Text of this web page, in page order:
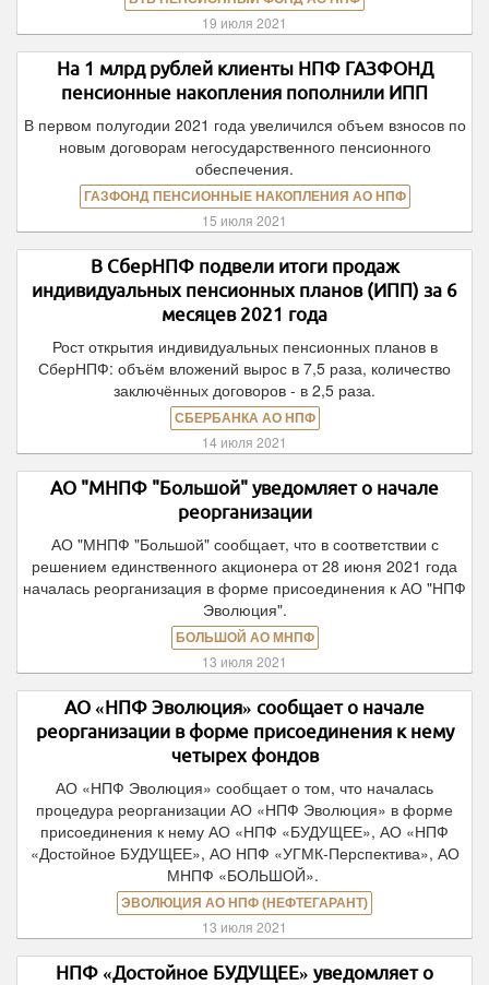
19 июля 2021
На 1 млрд рублей клиенты НПФ ГАЗФОНД
пенсионные накопления пополнили ИПП
В первом полугодии 2021 года увеличился объем взносов по
новым договорам негосударственного пенсионного
обеспечения.
ГАЗФОНД ПЕНСИОННЫЕ НАКОПЛЕНИЯ АО НПФ
15 июля 2021
В СберНПФ подвели итоги продаж
индивидуальных пенсионных планов (ИПП) за 6
месяцев 2021 года
Рост открытия индивидуальных пенсионных планов в
СберНПФ: объём вложений вырос в 7,5 раза, количество
заключённых договоров - в 2,5 раза.
СБЕРБАНКА АО НПФ
14 июля 2021
АО "МНПФ "Большой" уведомляет о начале
реорганизации
АО "МНПФ "Большой" сообщает, что в соответствии с
решением единственного акционера от 28 июня 2021 года
началась реорганизация в форме присоединения к АО "НПФ
Эволюция".
БОЛЬШОЙ АО МНПФ
13 июля 2021
АО «НПФ Эволюция» сообщает о начале
реорганизации в форме присоединения к нему
четырех фондов
АО «НПФ Эволюция» сообщает о том, что началась
процедура реорганизации АО «НПФ Эволюция» в форме
присоединения к нему АО «НПФ «БУДУЩЕЕ», АО «НПФ
«Достойное БУДУЩЕЕ», АО НПФ «УГМК-Перспектива», АО
МНПФ «БОЛЬШОЙ».
ЭВОЛЮЦИЯ АО НПФ (НЕФТЕГАРАНТ)
13 июля 2021
НПФ «Достойное БУДУЩЕЕ» уведомляет о